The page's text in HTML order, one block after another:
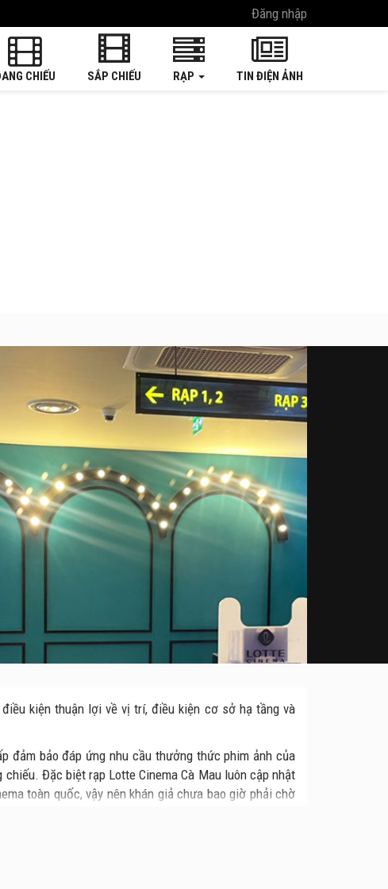
Đăng nhập
CHIẾU SẮP CHIẾU RẠP TIN ĐIỆN ẢNH
kiện thuận lợi về vị trí, điều kiện cơ sở hạ tầng và
đảm bảo đáp ứng nhu cầu thưởng thức phim ảnh của
Đặc biệt rạp Lotte Cinema Cà Mau luôn cập nhật
toàn quốc, vậy nên khán giả chưa bao giờ phải chờ